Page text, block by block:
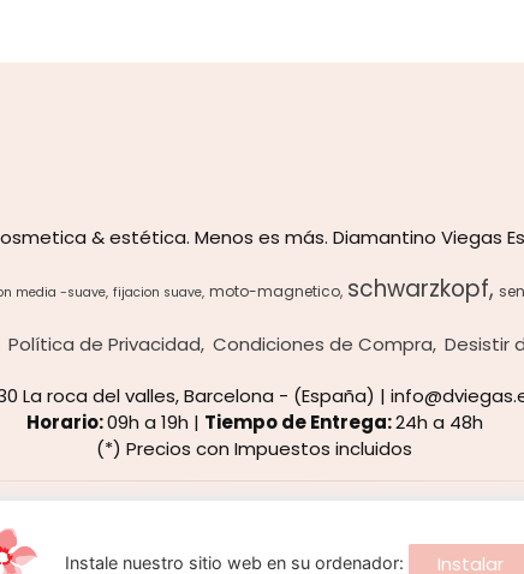
& estética. Menos es más. Diamantino Viegas
media -suave fijacion suave moto-magnetico schwarzkopf
Política de Privacidad Condiciones de Compra Desistir
La roca del valles, Barcelona - (España) |
Horario:09h a 19h | Tiempo de Entrega:24h a 48h
(*) Precios con Impuestos incluidos
Instale nuestro sitio web en su ordenador: Instalar